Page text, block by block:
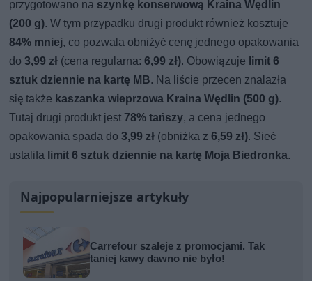
przygotowano na szynkę konserwową Kraina Wędlin
(200 g). W tym przypadku drugi produkt również kosztuje
84% mniej, co pozwala obniżyć cenę jednego opakowania
do3,99 zł (cena regularna:6,99 zł). Obowiązuje limit 6
sztuk dziennie na kartę MB. Na liście przecen znalazła
się także kaszanka wieprzowa Kraina Wędlin (500 g).
Tutaj drugi produkt jest 78% tańszy, a cena jednego
opakowania spada do3,99 zł (obniżka z6,59 zł). Sieć
ustaliła limit 6 sztuk dziennie na kartę Moja Biedronka.
Najpopularniejsze artykuły
Carrefour szaleje z promocjami. Tak
taniej kawy dawno nie było!